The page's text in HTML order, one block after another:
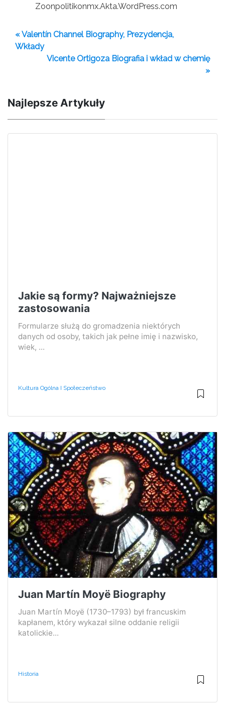
Zoonpolitikonmx.Akta.WordPress.com
« Valentín Channel Biography, Prezydencja,
Wkłady
Vicente Ortigoza Biografia i wkład w chemię
»
Najlepsze Artykuły
Jakie są formy? Najważniejsze
zastosowania
Formularze służą do gromadzenia niektórych
danych od osoby, takich jak pełne imię i nazwisko,
wiek, ...
Kultura Ogólna I Społeczeństwo
Juan Martín Moyë Biography
Juan Martín Moyë (1730–1793) był francuskim
kapłanem, który wykazał silne oddanie religii
katolickie...
Historia